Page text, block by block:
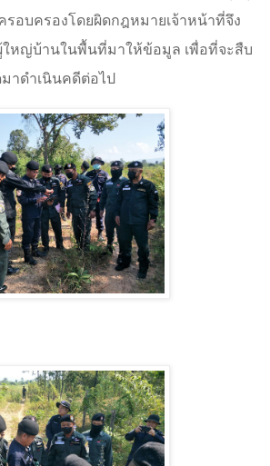
รอบครองโดยผิดกฎหมายเจ้าหน้าที่จึง
ใหญ่บ้านในพื้นที่มาให้ข้อมูล เพื่อที่จะสืบ
าดำเนินคดีต่อไป